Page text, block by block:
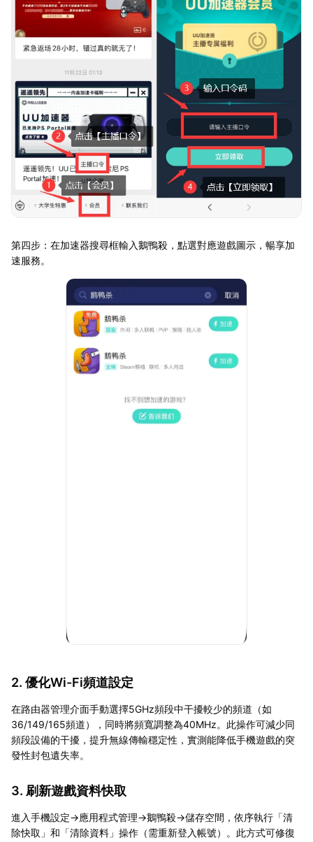
第四步：在加速器搜尋框輸入鵝鴨殺，點選對應遊戲圖示，暢享加
速服務。
2. 優化Wi-Fi頻道設定
在路由器管理介面手動選擇5GHz頻段中干擾較少的頻道（如
36/149/165頻道），同時將頻寬調整為40MHz。此操作可減少同
頻段設備的干擾，提升無線傳輸穩定性，實測能降低手機遊戲的突
發性封包遺失率。
3. 刷新遊戲資料快取
進入手機設定→應用程式管理→鵝鴨殺→儲存空間，依序執行「清
除快取」和「清除資料」操作（需重新登入帳號）。此方式可修復